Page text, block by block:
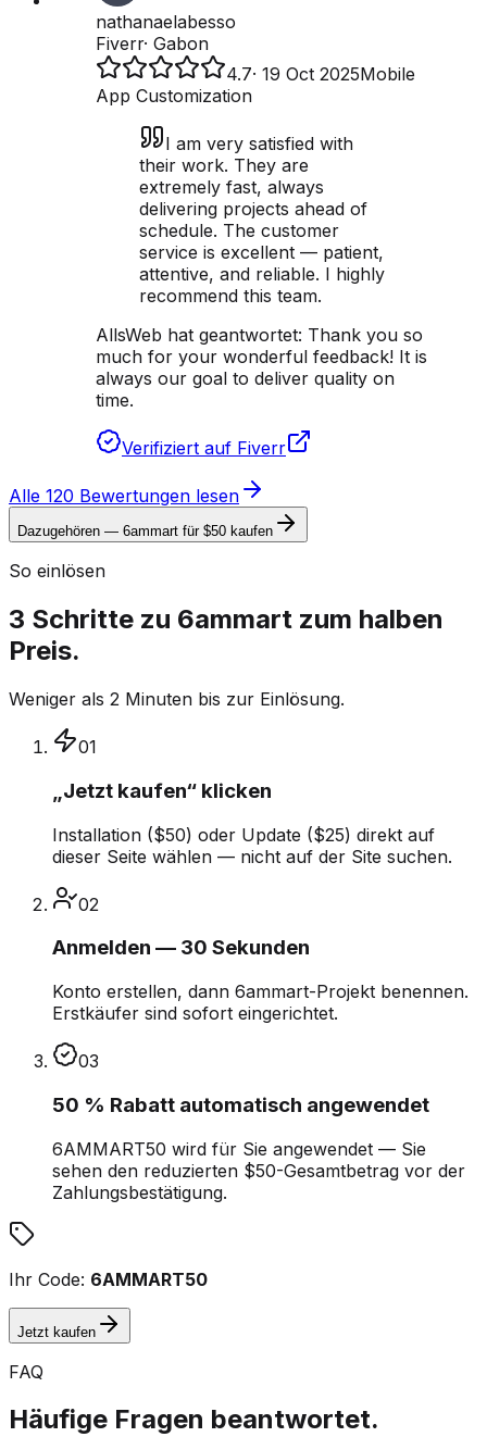
nathanaelabesso
Fiverr· Gabon
4.7· 19 Oct 2025Mobile
App Customization
I am very satisfied with
their work. They are
extremely fast, always
delivering projects ahead of
schedule. The customer
service is excellent — patient,
attentive, and reliable. I highly
recommend this team.
AllsWeb hat geantwortet: Thank you so
much for your wonderful feedback! It is
always our goal to deliver quality on
time.
Verifiziert auf Fiverr
Alle 120 Bewertungen lesen
Dazugehören — 6ammart für $50 kaufen
So einlösen
3 Schritte zu 6ammart zum halben
Preis.
Weniger als 2 Minuten bis zur Einlösung.
01
„Jetzt kaufen“ klicken
Installation ($50) oder Update ($25) direkt auf
dieser Seite wählen — nicht auf der Site suchen.
02
Anmelden — 30 Sekunden
Konto erstellen, dann 6ammart-Projekt benennen.
Erstkäufer sind sofort eingerichtet.
03
50 % Rabatt automatisch angewendet
6AMMART50 wird für Sie angewendet — Sie
sehen den reduzierten $50-Gesamtbetrag vor der
Zahlungsbestätigung.
Ihr Code: 6AMMART50
Jetzt kaufen
FAQ
Häufige Fragen beantwortet.